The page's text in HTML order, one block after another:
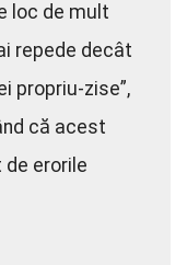
loc de mult
repede decât
propriu-zise”,
că acest
erorile